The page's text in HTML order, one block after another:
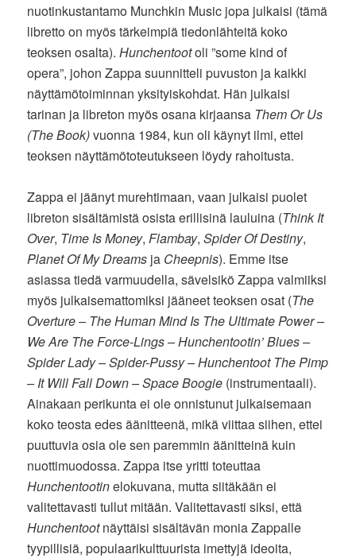
nuotinkustantamo Munchkin Music jopa julkaisi (tämä
libretto on myös tärkeimpiä tiedonlähteitä koko
teoksen osalta).Hunchentootoli ”some kind of
opera”, johon Zappa suunnitteli puvuston ja kaikki
näyttämötoiminnan yksityiskohdat. Hän julkaisi
tarinan ja libreton myös osana kirjaansa Them Or Us
(The Book)vuonna 1984, kun oli käynyt ilmi, ettei
teoksen näyttämötoteutukseen löydy rahoitusta.
Zappa ei jäänyt murehtimaan, vaan julkaisi puolet
libreton sisältämistä osista erillisinä lauluina (Think It
Over, Time Is Money,Flambay,Spider Of Destiny,
Planet Of My Dreams ja Cheepnis). Emme itse
asiassa tiedä varmuudella, sävelsikö Zappa valmiiksi
myös julkaisemattomiksi jääneet teoksen osat (The
Overture – The Human Mind Is The Ultimate Power –
We Are The Force-Lings – Hunchentootin’ Blues –
Spider Lady – Spider-Pussy – Hunchentoot The Pimp
– It Will Fall Down – Space Boogie (instrumentaali).
Ainakaan perikunta ei ole onnistunut julkaisemaan
koko teosta edes äänitteenä, mikä viittaa siihen, ettei
puuttuvia osia ole sen paremmin äänitteinä kuin
nuottimuodossa. Zappa itse yritti toteuttaa
Hunchentootinelokuvana, mutta siitäkään ei
valitettavasti tullut mitään. Valitettavasti siksi, että
Hunchentootnäyttäisi sisältävän monia Zappalle
tyypillisiä, populaarikulttuurista imettyjä ideoita,